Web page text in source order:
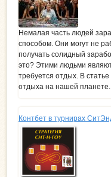
Немалая часть людей
способом. Они могут не
получать солидный
это? Этими людьми
требуется отдых. В
отдыха на нашей планете.
Контбет в турнирах